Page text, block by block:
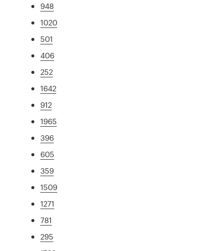
948
1020
501
406
252
1642
912
1965
396
605
359
1509
1271
781
295